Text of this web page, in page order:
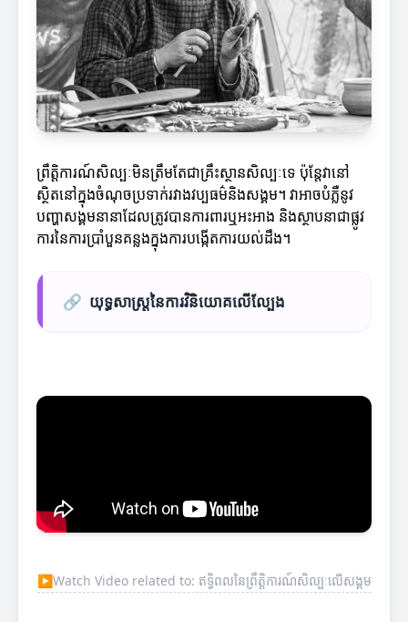
ព្រឹត្តិការណ៍សិល្បៈមិនត្រឹមតែជាគ្រឹះស្ថានសិល្បៈទេ ប៉ុន្តែវានៅ
ស្ថិតនៅក្នុងចំណុចប្រទាក់រវាងវប្បធម៌និងសង្គម។ វាអាចបំភ្លឺនូវ
បញ្ហាសង្គមនានាដែលត្រូវបានការពារឬអះអាង និងស្ថាបនាជាផ្លូវ
ការនៃការប្រាំបួនគន្លងក្នុងការបង្កើតការយល់ដឹង។
🔗 យុទ្ធសាស្ត្រនៃការវិនិយោគលើល្បែង
▶Watch Video related to: ឥទ្ធិពលនៃព្រឹត្តិការណ៍សិល្បៈលើសង្គម